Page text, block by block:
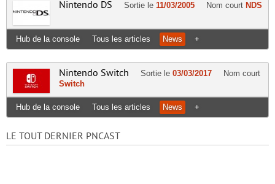
Nintendo DS Sortie le 11/03/2005 Nom court NDS
Hub de la console Tous les articles News +
Nintendo Switch Sortie le 03/03/2017
Nom court
Switch
Hub de la console Tous les articles News +
LE TOUT DERNIER PNCAST